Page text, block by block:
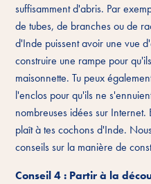
suffisamment d'abris. Par
de tubes, de branches ou de
d'Inde puissent avoir une vue
construire une rampe pour
maisonnette. Tu peux
l'enclos pour qu'ils ne
nombreuses idées sur
plaît à tes cochons d'Inde.
conseils sur la manière de
Conseil 4 : Partir à la